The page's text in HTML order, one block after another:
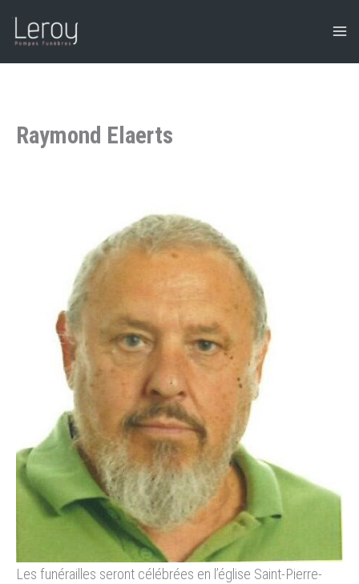
Raymond Elaerts
Les funérailles seront célébrées en l’église Saint-Pierre-